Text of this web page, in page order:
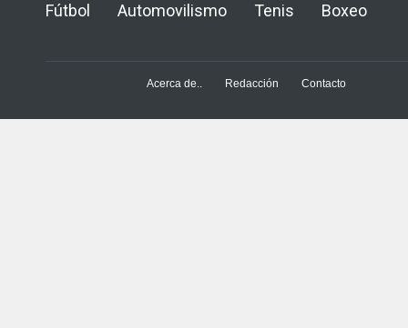
Fútbol Automovilismo Tenis Boxeo
Acerca de.. Redacción Contacto